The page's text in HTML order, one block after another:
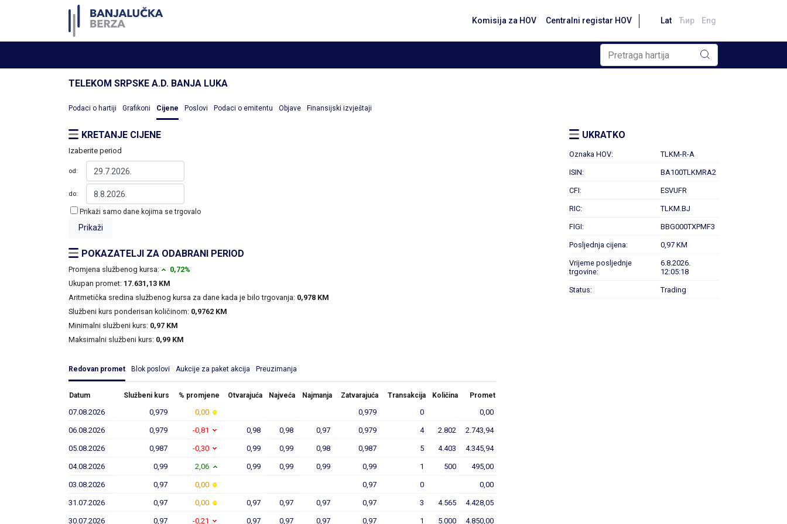
Komisija za HOV Centralni registar HOV Lat Ћир Eng
TELEKOM SRPSKE A.D. BANJA LUKA
Podaci o hartiji Grafikoni Cijene Poslovi Podaci o emitentu Objave Finansijski izvještaji
KRETANJE CIJENE
Izaberite period
od:
do:
Prikaži samo dane kojima se trgovalo
POKAZATELJI ZA ODABRANI PERIOD
Promjena službenog kursa:
0,72%
Ukupan promet: 17.631,13 KM
Aritmetička sredina službenog kursa za dane kada je bilo trgovanja: 0,978 KM
Službeni kurs ponderisan količinom: 0,9762 KM
Minimalni službeni kurs: 0,97 KM
Maksimalni službeni kurs: 0,99 KM
Redovan promet Blok poslovi Aukcije za paket akcija Preuzimanja
Datum Službeni kurs % promjene Otvarajuća Najveća Najmanja Zatvarajuća Transakcija Količina Promet
07.08.2026 0,979 0,00 0,979 0 0,00
06.08.2026 0,979 -0,81 0,98 0,98 0,97 0,979 4 2.802 2.743,94
05.08.2026 0,987 -0,30 0,99 0,99 0,98 0,987 5 4.403 4.345,94
04.08.2026 0,99 2,06 0,99 0,99 0,99 0,99 1 500 495,00
03.08.2026 0,97 0,00 0,97 0 0,00
31.07.2026 0,97 0,00 0,97 0,97 0,97 0,97 3 4.565 4.428,05
30.07.2026 0,97 -0,21 0,97 0,97 0,97 0,97 1 5.000 4.850,00
UKRATKO
Oznaka HOV: TLKM-R-A
ISIN: BA100TLKMRA2
CFI: ESVUFR
RIC: TLKM.BJ
FIGI: BBG000TXPMF3
Posljednja cijena: 0,97 KM
Vrijeme posljednje
trgovine:
6.8.2026.
12:05:18
Status: Trading